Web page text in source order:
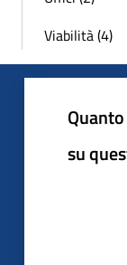
Viabilità (4)
su